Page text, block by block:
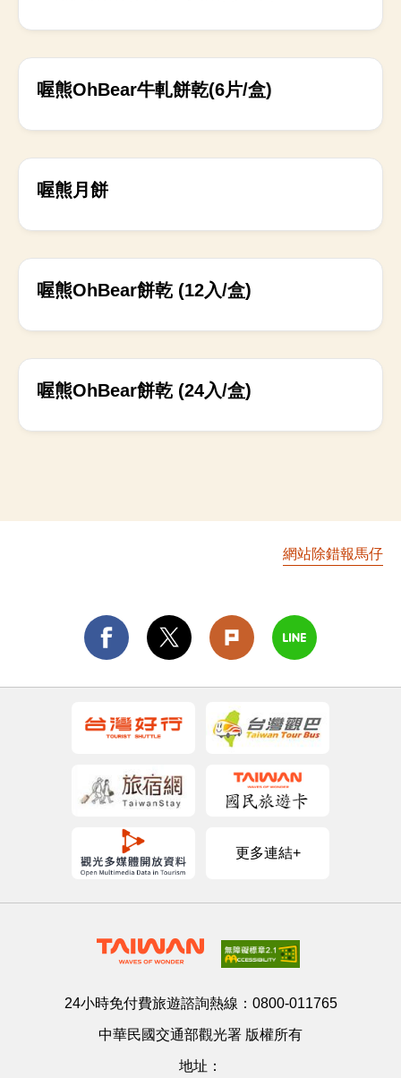
上架中
喔熊OhBear牛軋餅乾(6片/盒)
上架中
喔熊月餅
上架中
喔熊OhBear餅乾 (12入/盒)
上架中
喔熊OhBear餅乾 (24入/盒)
網站除錯報馬仔
更多連結+
24小時免付費旅遊諮詢熱線： 0800-011765
中華民國交通部觀光署 版權所有
地址：